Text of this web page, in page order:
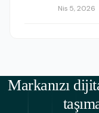
Nis 5, 2026
Markanızı